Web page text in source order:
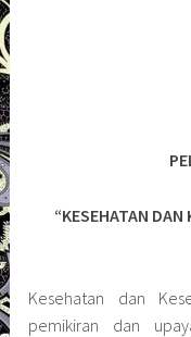
“KESEHATAN DAN
Kesehatan dan
pemikiran dan